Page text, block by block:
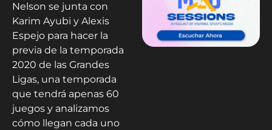
Nelson se junta con
Karim Ayubi y Alexis
Espejo para hacer la
previa de la temporada
2020 de las Grandes
Ligas, una temporada
que tendrá apenas 60
juegos y analizamos
cómo llegan cada uno